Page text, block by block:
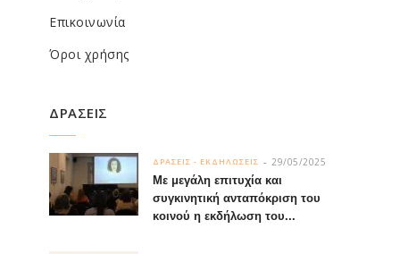
Επικοινωνία
Όροι χρήσης
ΔΡΑΣΕΙΣ
Με μεγάλη επιτυχία και
συγκινητική ανταπόκριση του
κοινού η εκδήλωση του...
ΔΡΑΣΕΙΣ - ΕΚΔΗΛΩΣΕΙΣ 29/05/2025